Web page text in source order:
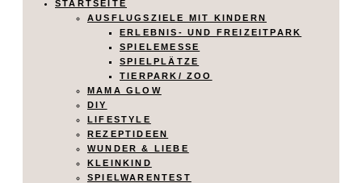
STARTSEITE
AUSFLUGSZIELE MIT KINDERN
ERLEBNIS- UND FREIZEITPARK
SPIELEMESSE
SPIELPLÄTZE
TIERPARK/ ZOO
MAMA GLOW
DIY
LIFESTYLE
REZEPTIDEEN
WUNDER & LIEBE
KLEINKIND
SPIELWARENTEST